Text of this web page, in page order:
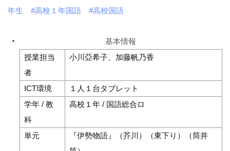
年生
#高校１年国語 #高校国語
基本情報
授業担当
者
小川亞希子、加藤帆乃香
ICT環境
１人１台タブレット
学年 / 教
科
高校１年 / 国語総合ロ
単元
『伊勢物語』（芥川）（東下り）（筒井